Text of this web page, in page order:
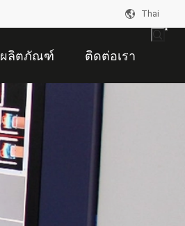
Thai
ผลิตภัณฑ์ ติดต่อเรา